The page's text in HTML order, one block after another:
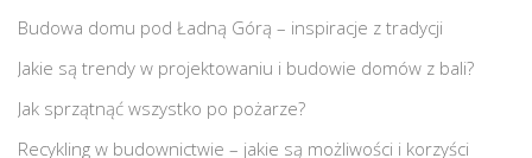
Budowa domu pod Ładną Górą – inspiracje z tradycji
Jakie są trendy w projektowaniu i budowie domów z bali?
Jak sprzątnąć wszystko po pożarze?
Recykling w budownictwie – jakie są możliwości i korzyści